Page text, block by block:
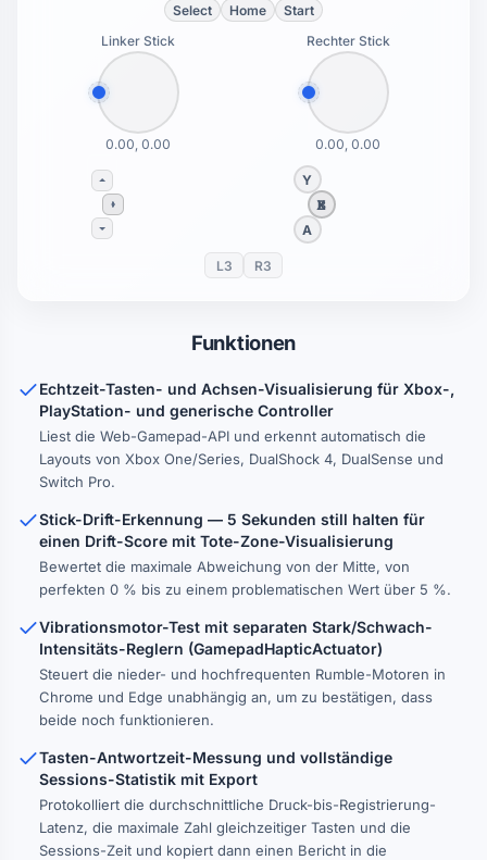
Select
Home
Start
Linker Stick
0.00, 0.00
Rechter Stick
0.00, 0.00
Y
A
X
B
L3 R3
Funktionen
Echtzeit-Tasten- und Achsen-Visualisierung für Xbox-,
PlayStation- und generische Controller
Liest die Web-Gamepad-API und erkennt automatisch die
Layouts von Xbox One/Series, DualShock 4, DualSense und
Switch Pro.
Stick-Drift-Erkennung — 5 Sekunden still halten für
einen Drift-Score mit Tote-Zone-Visualisierung
Bewertet die maximale Abweichung von der Mitte, von
perfekten 0 % bis zu einem problematischen Wert über 5 %.
Vibrationsmotor-Test mit separaten Stark/Schwach-
Intensitäts-Reglern (GamepadHapticActuator)
Steuert die nieder- und hochfrequenten Rumble-Motoren in
Chrome und Edge unabhängig an, um zu bestätigen, dass
beide noch funktionieren.
Tasten-Antwortzeit-Messung und vollständige
Sessions-Statistik mit Export
Protokolliert die durchschnittliche Druck-bis-Registrierung-
Latenz, die maximale Zahl gleichzeitiger Tasten und die
Sessions-Zeit und kopiert dann einen Bericht in die